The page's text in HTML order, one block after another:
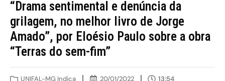
“Drama sentimental e denúncia da
grilagem, no melhor livro de Jorge
Amado”, por Eloésio Paulo sobre a obra
“Terras do sem-fim”
UNIFAL-MG Indica 20/01/2022
13:54